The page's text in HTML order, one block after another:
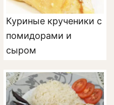
Куриные крученики с
помидорами и
сыром